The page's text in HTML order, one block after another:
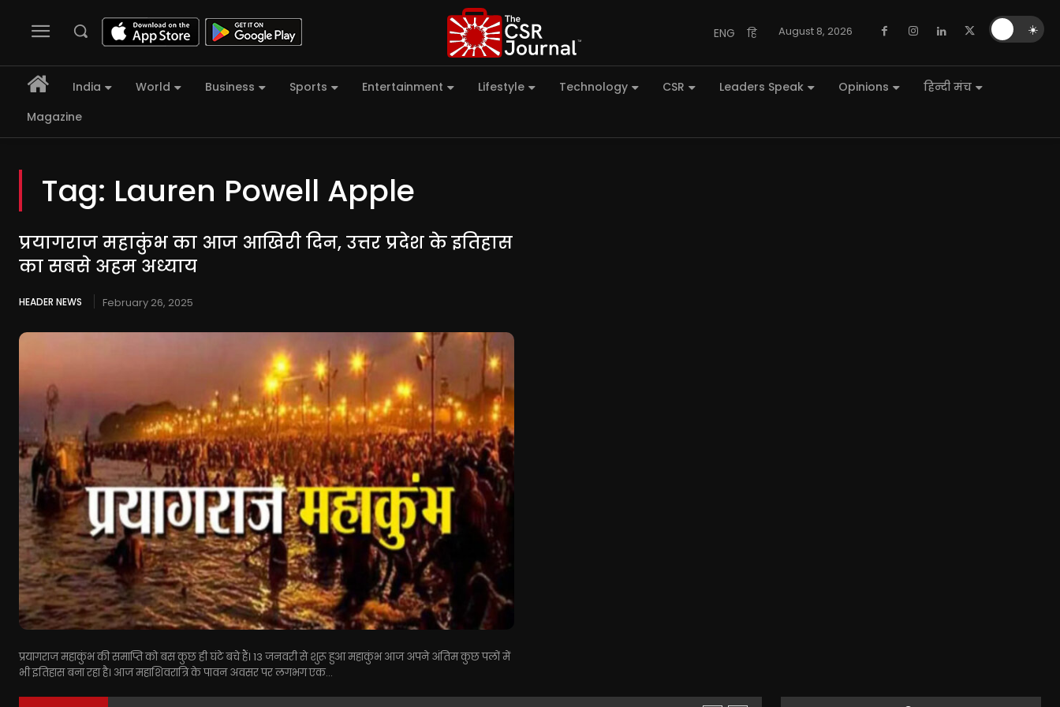
ENG हि August 8, 2026
India World Business Sports Entertainment Lifestyle Technology CSR Leaders Speak Opinions
हिन्दी मंच
Magazine
Tag: Lauren Powell Apple
प्रयागराज महाकुंभ का आज आखिरी दिन, उत्तर प्रदेश के इतिहास
का सबसे अहम अध्याय
HEADER NEWS February 26, 2025
प्रयागराज महाकुंभ की समाप्ति को बस कुछ ही घंटे बचे हैं। 13 जनवरी से शुरू हुआ महाकुंभ आज अपने अंतिम कुछ पलों में
भी इतिहास बना रहा है। आज महाशिवरात्रि के पावन अवसर पर लगभग एक...
☀️